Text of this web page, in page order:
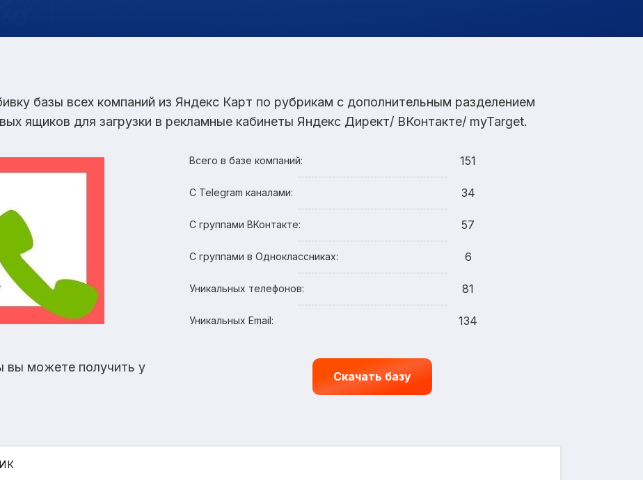
базы всех компаний из Яндекс Карт по рубрикам с дополнительным разделением
ящиков для загрузки в рекламные кабинеты Яндекс Директ/ ВКонтакте/ myTarget.
Всего в базе компаний: 151
С Telegram каналами: 34
С группами ВКонтакте: 57
С группами в Одноклассниках: 6
Уникальных телефонов: 81
Уникальных Email: 134
вы можете получить у
Скачать базу